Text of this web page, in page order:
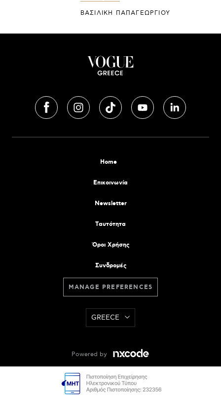
ΒΑΣΙΛΙΚΗ ΠΑΠΑΓΕΩΡΓΙΟΥ
Home
Επικοινωνία
Newsletter
Tαυτότητα
Όροι Χρήσης
Συνδρομές
MANAGE PREFERENCES
GREECE
Powered by